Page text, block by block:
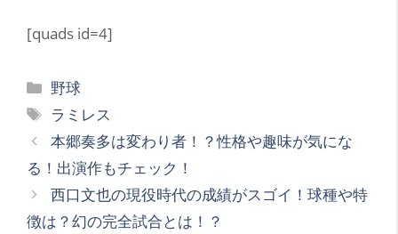
[quads id=4]
カ
テ
ゴ
リ
ー
野球
タ
グ
ラミレス
本郷奏多は変わり者！？性格や趣味が気にな
る！出演作もチェック！
西口文也の現役時代の成績がスゴイ！球種や特
徴は？幻の完全試合とは！？